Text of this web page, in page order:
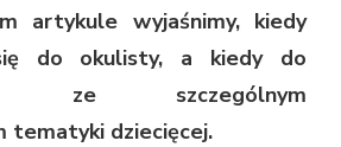
artykule wyjaśnimy, kiedy
do okulisty, a kiedy do
ze szczególnym
tematyki dziecięcej.